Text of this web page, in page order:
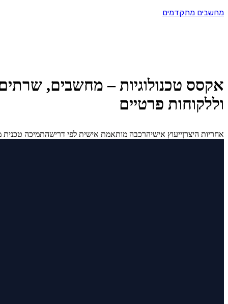
מחשבים מתקדמים
וללקוחות פרטיים
אחריות היצרןייעוץ אישיהרכבה מותאמת אישית לפי דרישהתמיכה טכנית